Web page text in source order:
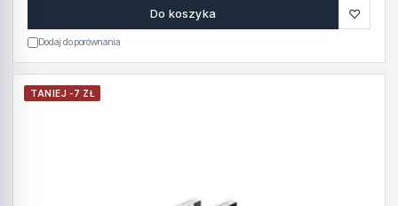
Do koszyka ♡
Dodaj do porównania
TANIEJ -7 ZŁ